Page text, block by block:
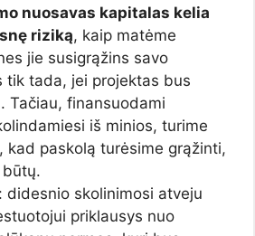
nuosavas kapitalas kelia
riziką, kaip matėme
jie susigrąžins savo
tik tada, jei projektas bus
Tačiau, finansuodami
iš minios, turime
kad paskolą turėsime grąžinti,
didesnio skolinimosi atveju
priklausys nuo